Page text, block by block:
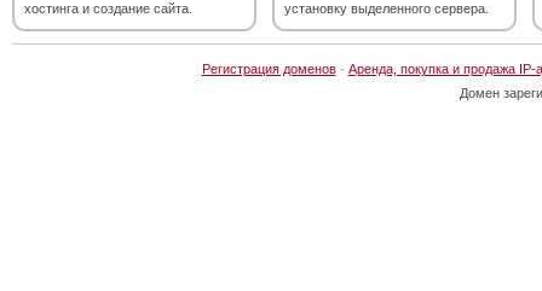
хостинга и создание сайта.
установку выделенного сервера.
Регистрация доменов· Аренда, покупка и продажа IP-
Домен